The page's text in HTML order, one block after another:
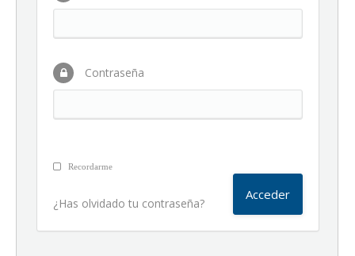
Contraseña
Recordarme
¿Has olvidado tu contraseña?